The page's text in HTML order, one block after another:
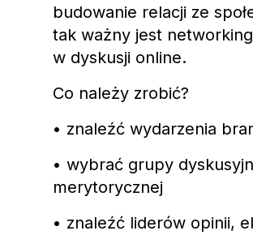
budowanie relacji ze
tak ważny jest
w dyskusji online.
Co należy zrobić?
• znaleźć wydarzenia
• wybrać grupy
merytorycznej
• znaleźć liderów opinii,